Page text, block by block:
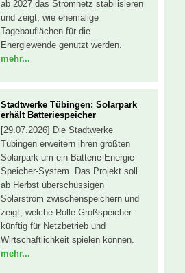
ab 2027 das Stromnetz stabilisieren
und zeigt, wie ehemalige
Tagebauflächen für die
Energiewende genutzt werden.
mehr...
Stadtwerke Tübingen: Solarpark
erhält Batteriespeicher
[29.07.2026] Die Stadtwerke
Tübingen erweitern ihren größten
Solarpark um ein Batterie-Energie-
Speicher-System. Das Projekt soll
ab Herbst überschüssigen
Solarstrom zwischenspeichern und
zeigt, welche Rolle Großspeicher
künftig für Netzbetrieb und
Wirtschaftlichkeit spielen können.
mehr...